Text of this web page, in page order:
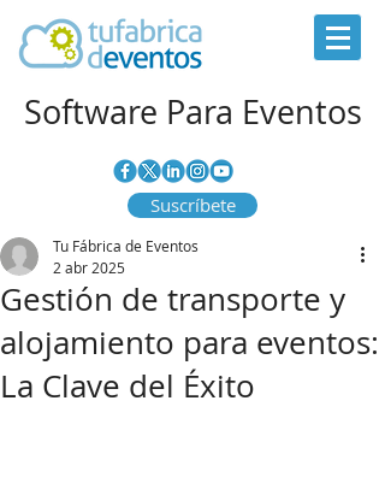
Software Para Eventos
Suscríbete
Gestión de transporte y
alojamiento para eventos:
La Clave del Éxito
Tu Fábrica de Eventos
2 abr 2025